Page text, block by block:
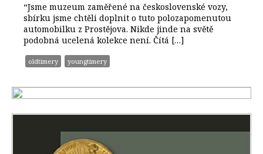
“Jsme muzeum zaměřené na československé vozy,
sbírku jsme chtěli doplnit o tuto polozapomenutou
automobilku z Prostějova. Nikde jinde na světě
podobná ucelená kolekce není. Čítá […]
oldtimery youngtimery